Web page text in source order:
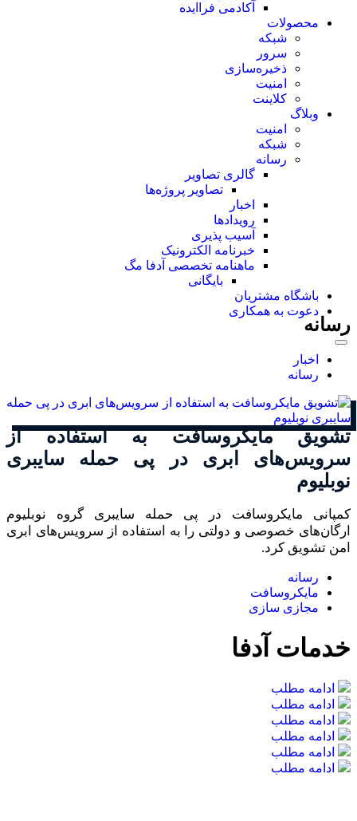
آکادمی فراایده
محصولات
شبکه
سرور
ذخیره‌سازی
امنیت
کلاینت
وبلاگ
امنیت
شبکه
رسانه
گالری تصاویر
تصاویر پروژه‌ها
اخبار
رویدادها
آسیب پذیری
خبرنامه الکترونیک
ماهنامه تخصصی آدفا مگ
بایگانی
باشگاه مشتریان
دعوت به همکاری
رسانه
اخبار
رسانه
تشویق مایکروسافت به استفاده از
سرویس‌های ابری در پی حمله سایبری
نوبلیوم
کمپانی مایکروسافت در پی حمله سایبری گروه نوبلیوم
ارگان‌های خصوصی و دولتی را به استفاده از سرویس‌های ابری
امن تشویق کرد.
رسانه
مایکروسافت
مجازی سازی
خدمات آدفا
ادامه مطلب
ادامه مطلب
ادامه مطلب
ادامه مطلب
ادامه مطلب
ادامه مطلب